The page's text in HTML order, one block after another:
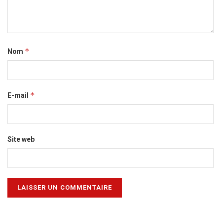
Nom *
E-mail *
Site web